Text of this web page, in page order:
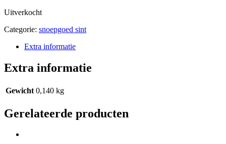
Uitverkocht
Categorie: snoepgoed sint
Extra informatie
Extra informatie
Gewicht 0,140 kg
Gerelateerde producten